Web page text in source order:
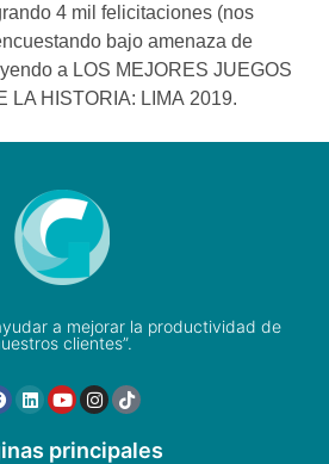
4 mil felicitaciones (nos
bajo amenaza de
a LOS MEJORES JUEGOS
LA HISTORIA: LIMA 2019.
a mejorar la productividad de
clientes”.
principales